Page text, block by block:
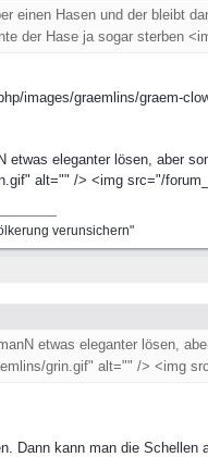
einen Hasen und der bleibt
der Hase ja sogar sterben
images/graemlins/graem-
etwas eleganter lösen, aber
alt="" /> <img src="/
verunsichern"
etwas eleganter lösen,
grin.gif" alt="" /> <img
Dann kann man die